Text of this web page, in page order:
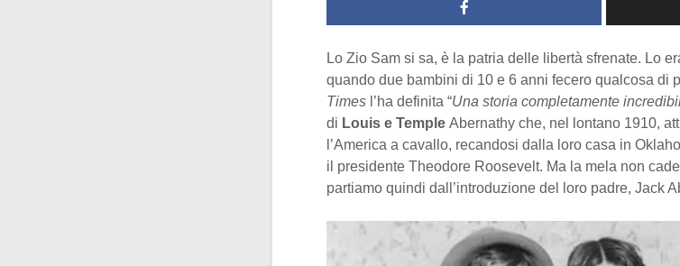
Lo Zio Sam si sa, è la patria delle libertà sfrenate. Lo
quando due bambini di 10 e 6 anni fecero qualcosa di
Times l’ha definita “Una storia completamente
di Louis e Temple Abernathy che, nel lontano 1910,
l’America a cavallo, recandosi dalla loro casa in
il presidente Theodore Roosevelt. Ma la mela non
partiamo quindi dall’introduzione del loro padre, Jack